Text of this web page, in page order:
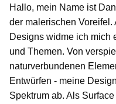
Hallo, mein Name ist
der malerischen Voreifel.
Designs widme ich mich
und Themen. Von
naturverbundenen
Entwürfen - meine
Spektrum ab. Als